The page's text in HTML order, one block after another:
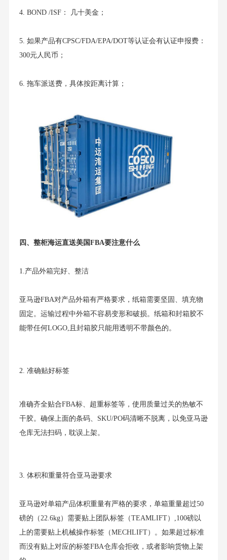
4. BOND /ISF： 几十美金；
5. 如果产品有CPSC/FDA/EPA/DOT等认证会有认证申报费：
300元人民币；
6. 拖车派送费，具体按距离计算；
四、整柜海运直送美国FBA要注意什么
1.产品外箱完好、整洁
亚马逊FBA对产品外箱有严格要求，纸箱需要坚固、填充物
固定。运输过程中外箱不容易变形和破损。纸箱和封箱胶不
能带任何LOGO,且封箱胶只能用透明不带颜色的。
2. 准确贴好标签
准确齐全贴合FBA标、超重标签等，使用质量过关的热敏不
干胶。确保上面的条码、SKU/PO码清晰不脱离，以免亚马逊
仓库无法扫码，耽误上架。
3. 体积和重量符合亚马逊要求
亚马逊对单箱产品体积重量有严格的要求，单箱重量超过50
磅的（22.6kg）需要贴上团队标签（TEAMLIFT）,100磅以
上的需要贴上机械操作标签（MECHLIFT）。如果超过标准
而没有贴上对应的标签FBA仓库会拒收，或者影响货物上架